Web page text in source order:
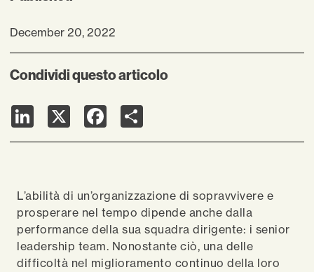
December 20, 2022
Condividi questo articolo
LinkedIn Facebook
L’abilità di un’organizzazione di sopravvivere e
prosperare nel tempo dipende anche dalla
performance della sua squadra dirigente: i senior
leadership team. Nonostante ciò, una delle
difficoltà nel miglioramento continuo della loro